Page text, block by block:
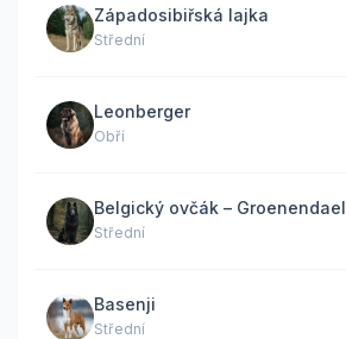
Západosibiřská lajka
Střední
Leonberger
Obří
Belgický ovčák – Groenendael
Střední
Basenji
Střední